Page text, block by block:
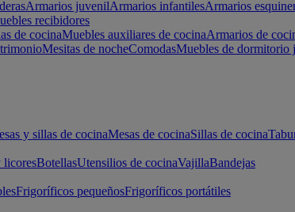
Armarios juvenilArmarios infantilesArmarios
recibidores
de cocinaMuebles auxiliares de cocinaArmarios de
Mesitas de nocheComodasMuebles de dormitorio
y sillas de cocinaMesas de cocinaSillas de cocina
licoresBotellasUtensilios de cocinaVajillaBandejas
Frigoríficos pequeñosFrigoríficos portátiles